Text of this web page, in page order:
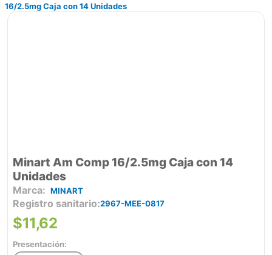
16/2.5mg Caja con 14 Unidades
Minart Am Comp 16/2.5mg Caja con 14
Unidades
MINART
Registro sanitario 2967-MEE-0817
$11,62
Presentación: